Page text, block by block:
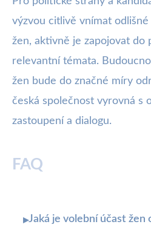
výzvou citlivě vnímat
žen, aktivně je zapojovat do
relevantní témata.
žen bude do značné míry
česká společnost vyrovná s
zastoupení a dialogu.
FAQ
▸Jaká je volební účast žen